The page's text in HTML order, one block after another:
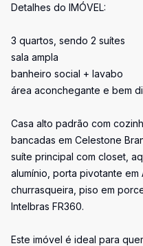
Detalhes do IMÓVEL:
3 quartos, sendo 2 suítes
sala ampla
banheiro social + lavabo
área aconchegante e bem
Casa alto padrão com
bancadas em Celestone
suíte principal com closet,
alumínio, porta pivotante
churrasqueira, piso em
Intelbras FR360.
Este imóvel é ideal para